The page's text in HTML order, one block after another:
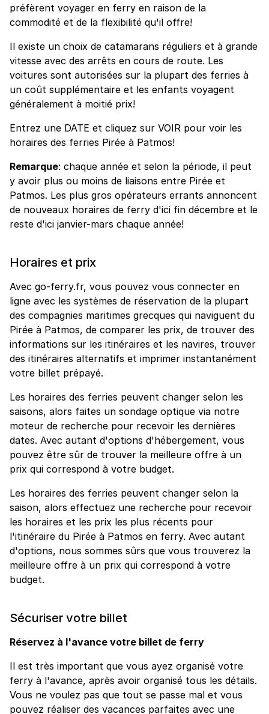
préfèrent voyager en ferry en raison de la
commodité et de la flexibilité qu'il offre!
Il existe un choix de catamarans réguliers et à grande
vitesse avec des arrêts en cours de route. Les
voitures sont autorisées sur la plupart des ferries à
un coût supplémentaire et les enfants voyagent
généralement à moitié prix!
Entrez une DATE et cliquez sur VOIR pour voir les
horaires des ferries Pirée à Patmos!
Remarque: chaque année et selon la période, il peut
y avoir plus ou moins de liaisons entre Pirée et
Patmos. Les plus gros opérateurs errants annoncent
de nouveaux horaires de ferry d'ici fin décembre et le
reste d'ici janvier-mars chaque année!
Horaires et prix
Avec go-ferry.fr, vous pouvez vous connecter en
ligne avec les systèmes de réservation de la plupart
des compagnies maritimes grecques qui naviguent du
Pirée à Patmos, de comparer les prix, de trouver des
informations sur les itinéraires et les navires, trouver
des itinéraires alternatifs et imprimer instantanément
votre billet prépayé.
Les horaires des ferries peuvent changer selon les
saisons, alors faites un sondage optique via notre
moteur de recherche pour recevoir les dernières
dates. Avec autant d'options d'hébergement, vous
pouvez être sûr de trouver la meilleure offre à un
prix qui correspond à votre budget.
Les horaires des ferries peuvent changer selon la
saison, alors effectuez une recherche pour recevoir
les horaires et les prix les plus récents pour
l'itinéraire du Pirée à Patmos en ferry. Avec autant
d'options, nous sommes sûrs que vous trouverez la
meilleure offre à un prix qui correspond à votre
budget.
Sécuriser votre billet
Réservez à l'avance votre billet de ferry
Il est très important que vous ayez organisé votre
ferry à l'avance, après avoir organisé tous les détails.
Vous ne voulez pas que tout se passe mal et vous
pouvez réaliser des vacances parfaites avec une